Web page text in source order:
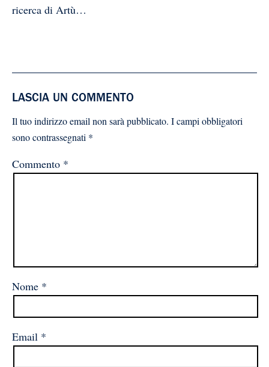
ricerca di Artù…
LASCIA UN COMMENTO
Il tuo indirizzo email non sarà pubblicato. I campi obbligatori
sono contrassegnati *
Commento *
Nome *
Email *